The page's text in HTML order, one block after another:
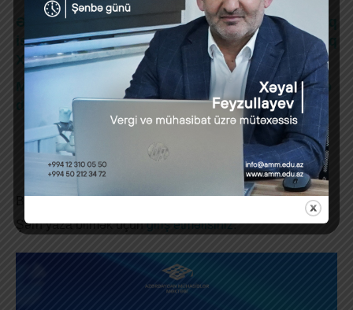
Ən son mühasibat xəbərlərini qaçırmaq
istəmirsinizsə, bu linkə daxil olaraq
XƏBƏRLƏRƏ ABUNƏ OLUN.
Mühasibat, Audit və Kadr Xidmətləri üçün linkə
daxil olun.
Previous Post Next Post
Şərh yaza bilmək üçüngiriş etməlisiniz.